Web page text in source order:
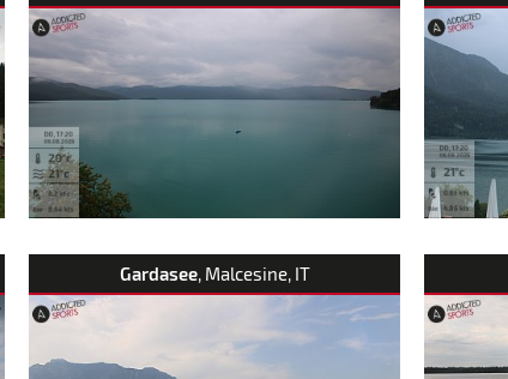
Gardasee, Malcesine, IT